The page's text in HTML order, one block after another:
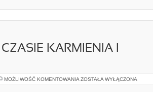
KARMIENIA I
MOŻLIWOŚĆ KOMENTOWANIA URODA
ZOSTAŁA WYŁĄCZONA